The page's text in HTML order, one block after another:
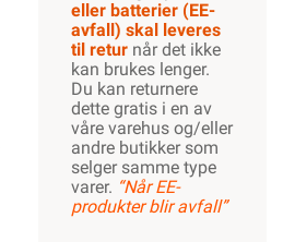
eller batterier (EE-
avfall) skal leveres
til retur når det ikke
kan brukes lenger.
Du kan returnere
dette gratis i en av
våre varehus og/eller
andre butikker som
selger samme type
varer. “Når EE-
produkter blir avfall”